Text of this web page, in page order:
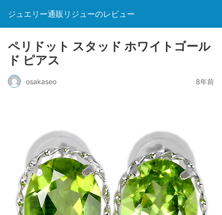
ジュエリー通販リジューのレビュー
ペリドット スタッド ホワイトゴール
ド ピアス
osakaseo 8年前